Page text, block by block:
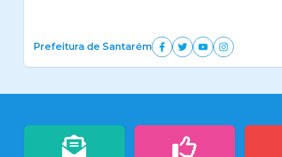
Prefeitura de Santarém